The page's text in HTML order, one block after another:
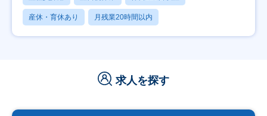
産休・育休あり 月残業20時間以内
求人を探す